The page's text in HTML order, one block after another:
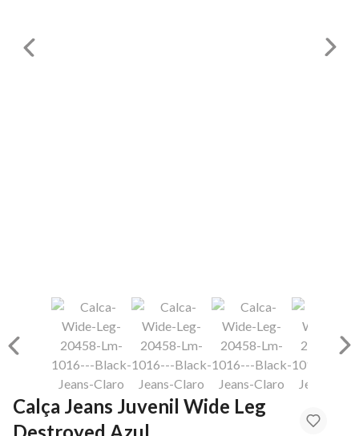
Calça Jeans Juvenil Wide Leg